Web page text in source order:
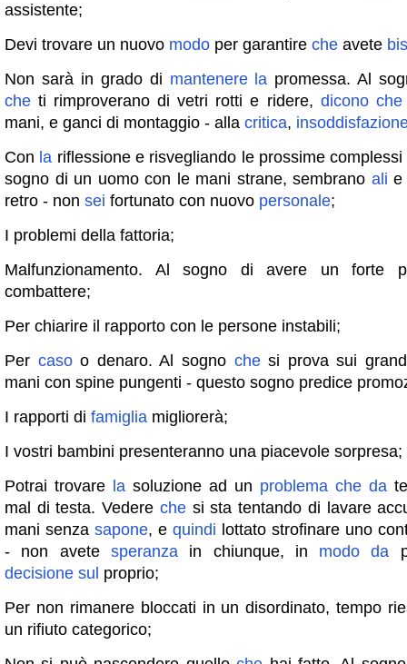
assistente;
Devi trovare un nuovo modo per garantire che avete
Non sarà in grado di mantenere la promessa. Al
che ti rimproverano di vetri rotti e ridere, dicono che
mani, e ganci di montaggio - alla critica,
Con la riflessione e risvegliando le prossime
sogno di un uomo con le mani strane, sembrano ali e
retro - non sei fortunato con nuovo personale;
I problemi della fattoria;
Malfunzionamento. Al sogno di avere un forte
combattere;
Per chiarire il rapporto con le persone instabili;
Per casoo denaro. Al sogno chesi prova sui
mani con spine pungenti - questo sogno predice
I rapporti di famiglia migliorerà;
I vostri bambini presenteranno una piacevole sorpresa;
Potrai trovare la soluzione ad un problema che da
mal di testa. Vedere chesi sta tentando di lavare
mani senza sapone, e quindi lottato strofinare uno
- non avete speranzain chiunque, in modo da
decisione sul proprio;
Per non rimanere bloccati in un disordinato, tempo
un rifiuto categorico;